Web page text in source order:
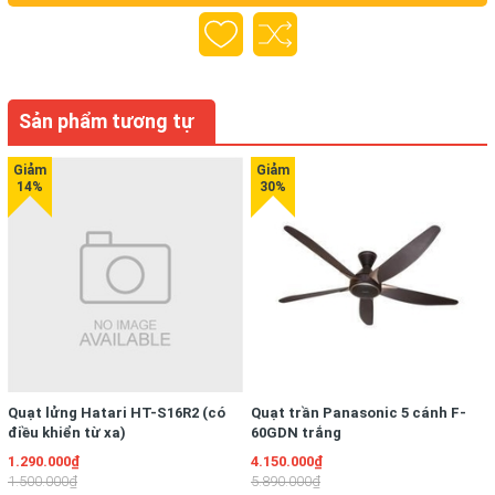
giản hóa quy trình dọn dẹp và tiết kiệm đáng kể thời gian, công
Máy hút bụi Tineco S6 Stretch
Extreme chống tóc rối hiệu quả
Với công nghệ chống tóc rối DualBlock tiên tiến, máy hút bụi
lau nhà One S6 Stretch Extreme cho hiệu quả làm sạch tối ưu
mà không lo tóc hay lông thú cưng bị mắc kẹt. Công nghệ này
Sản phẩm tương tự
Quạt lửng Hatari HT-S16R2 (có
điều khiển từ xa)
1.290.000₫
1.500.000₫
Quạt trần Panasonic 5 cánh F-
60GDN trắng
4.150.000₫
5.890.000₫